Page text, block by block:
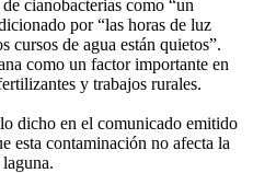
cianobacterias como “un
por “las horas de luz
cursos de agua están quietos”.
como un factor importante en
y trabajos rurales.
dicho en el comunicado emitido
esta contaminación no afecta la